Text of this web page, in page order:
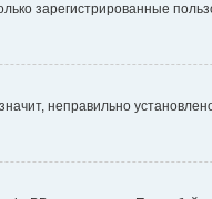
зарегистрированные
неправильно